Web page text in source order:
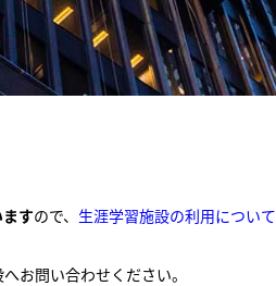
すので、 生涯学習施設の利用について
お問い合わせください。